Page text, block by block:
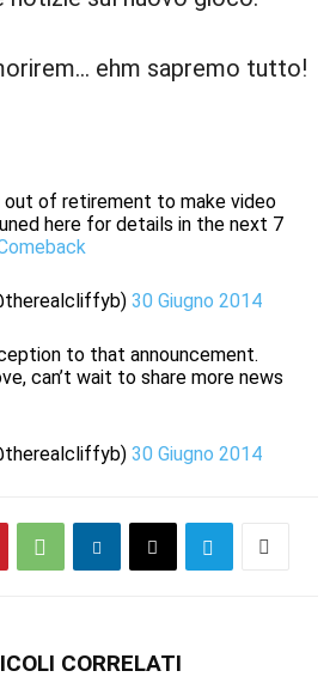
ehm sapremo tutto!
out of retirement to make video
here for details in the next 7
30 Giugno 2014
to that announcement.
can’t wait to share more news
30 Giugno 2014
CORRELATI